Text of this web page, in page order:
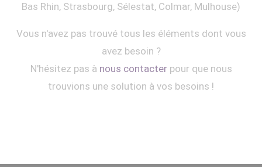
Bas Rhin, Strasbourg, Sélestat, Colmar, Mulhouse)
Vous n'avez pas trouvé tous les éléments dont vous
avez besoin ?
N'hésitez pas à nous contacterpour que nous
trouvions une solution à vos besoins !